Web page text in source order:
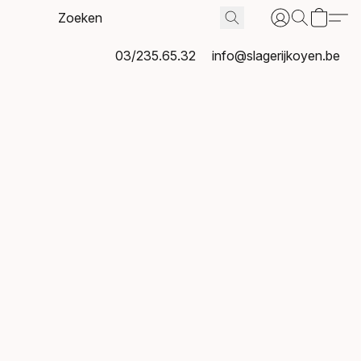
03/235.65.32 info@slagerijkoyen.be